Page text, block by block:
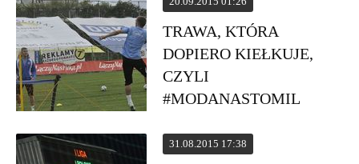
TRAWA, KTÓRA
DOPIERO KIEŁKUJE,
CZYLI
#MODANASTOMIL
31.08.2015 17:38